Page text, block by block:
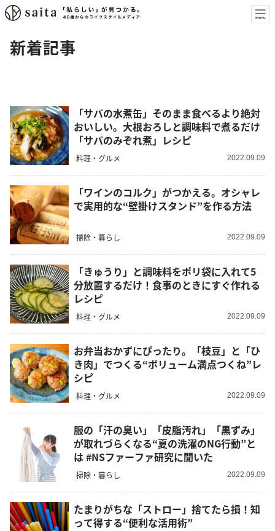
新着記事
「サバの水煮缶」そのまま食べるより絶対
おいしい。大根おろしと調味料で煮るだけ
「サバのみぞれ煮」レシピ
料理・グルメ 2022.09.09
「ワインのコルク」がつかえる。オシャレ
で実用的な“壁掛けスタンド”を作る方法
掃除・暮らし 2022.09.09
「きゅうり」と調味料をポリ袋に入れて5
分放置するだけ！食事のときにすぐ作れる
レシピ
料理・グルメ 2022.09.09
お弁当おかずにぴったり。「枝豆」と「ひ
き肉」でつくる“ボリューム満点つくね”レ
シピ
料理・グルメ 2022.09.09
服の「汗の臭い」「皮脂汚れ」「黒ずみ」
が取れづらくなる“夏の洗濯のNG行動”と
は #NSファーファ研究に聞いた
掃除・暮らし 2022.09.09
たまりがちな「ストロー」捨てたら損！知
って得する“便利な活用術”